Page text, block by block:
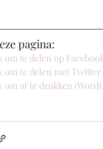
pagina:
om te delen op
om te delen met
om af te drukken